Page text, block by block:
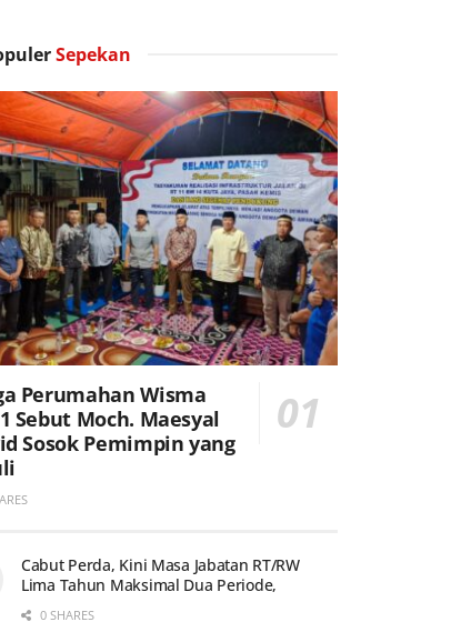
Sepekan
Perumahan Wisma
Sebut Moch. Maesyal
Sosok Pemimpin yang
Cabut Perda, Kini Masa Jabatan RT/RW
Lima Tahun Maksimal Dua Periode,
0 SHARES